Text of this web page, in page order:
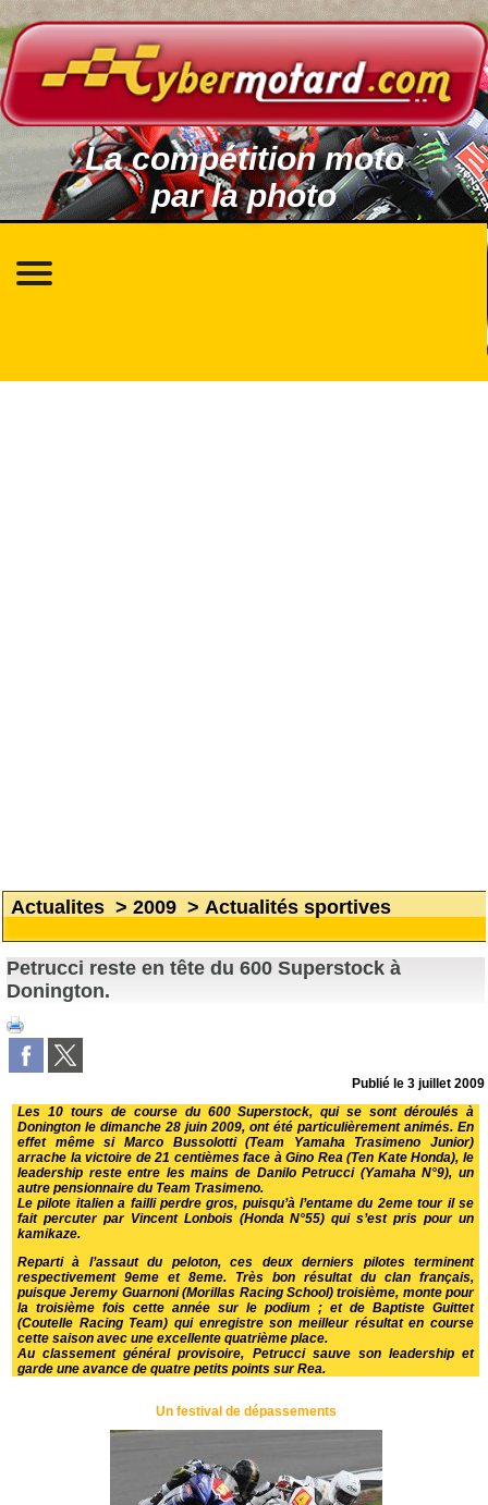
La compétition moto
par la photo
Actualites > 2009 > Actualités sportives
Petrucci reste en tête du 600 Superstock à
Donington.
Publié le3 juillet 2009
Les 10 tours de course du 600 Superstock, qui se sont déroulés à
Donington le dimanche 28 juin 2009, ont été particulièrement animés. En
effet même si Marco Bussolotti (Team Yamaha Trasimeno Junior)
arrache la victoire de 21 centièmes face à Gino Rea (Ten Kate Honda), le
leadership reste entre les mains de Danilo Petrucci (Yamaha N°9), un
autre pensionnaire du Team Trasimeno.
Le pilote italien a failli perdre gros, puisqu’à l’entame du 2eme tour il se
fait percuter par Vincent Lonbois (Honda N°55) qui s’est pris pour un
kamikaze.
Reparti à l’assaut du peloton, ces deux derniers pilotes terminent
respectivement 9eme et 8eme. Très bon résultat du clan français,
puisque Jeremy Guarnoni (Morillas Racing School) troisième, monte pour
la troisième fois cette année sur le podium ; et de Baptiste Guittet
(Coutelle Racing Team) qui enregistre son meilleur résultat en course
cette saison avec une excellente quatrième place.
Au classement général provisoire, Petrucci sauve son leadership et
garde une avance de quatre petits points sur Rea.
Un festival de dépassements